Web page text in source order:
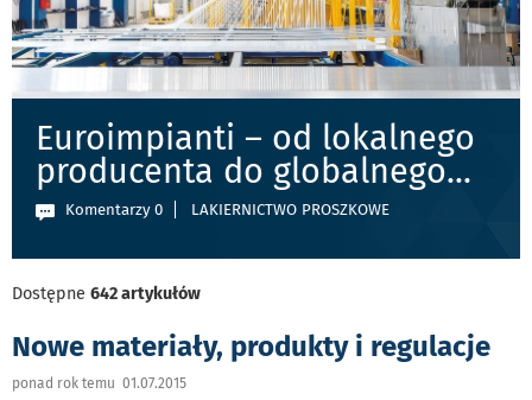
Euroimpianti – od lokalnego
producenta do globalnego...
Komentarzy 0 LAKIERNICTWO PROSZKOWE
Dostępne 642 artykułów
Nowe materiały, produkty i regulacje
ponad rok temu 01.07.2015